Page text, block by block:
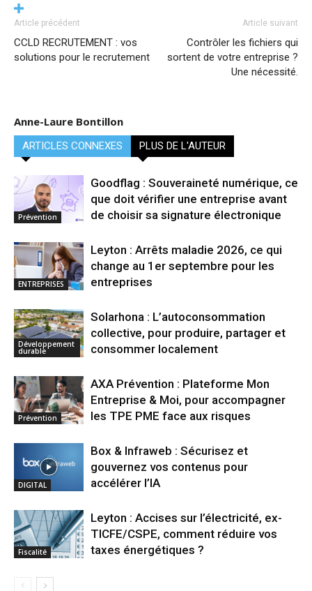
Article précédent
CCLD RECRUTEMENT : vos
solutions pour le recrutement
Article suivant
Contrôler les fichiers qui
sortent de votre entreprise ?
Une nécessité.
Anne-Laure Bontillon
ARTICLES CONNEXES PLUS DE L'AUTEUR
Prévention
Goodflag : Souveraineté numérique, ce
que doit vérifier une entreprise avant
de choisir sa signature électronique
ENTREPRISES
Leyton : Arrêts maladie 2026, ce qui
change au 1er septembre pour les
entreprises
Développement
durable
Solarhona : L’autoconsommation
collective, pour produire, partager et
consommer localement
Prévention
AXA Prévention : Plateforme Mon
Entreprise & Moi, pour accompagner
les TPE PME face aux risques
DIGITAL
Box & Infraweb : Sécurisez et
gouvernez vos contenus pour
accélérer l’IA
Fiscalité
Leyton : Accises sur l’électricité, ex-
TICFE/CSPE, comment réduire vos
taxes énergétiques ?